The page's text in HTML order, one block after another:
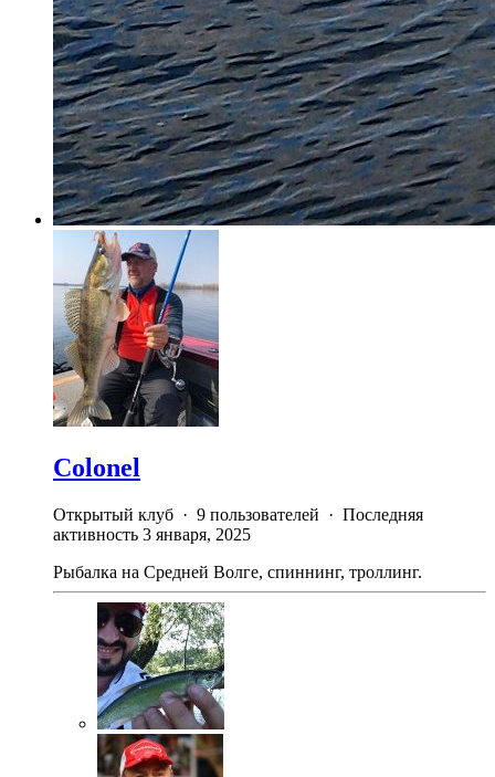
Colonel
Открытый клуб · 9 пользователей · Последняя
активность 3 января, 2025
Рыбалка на Средней Волге, спиннинг, троллинг.